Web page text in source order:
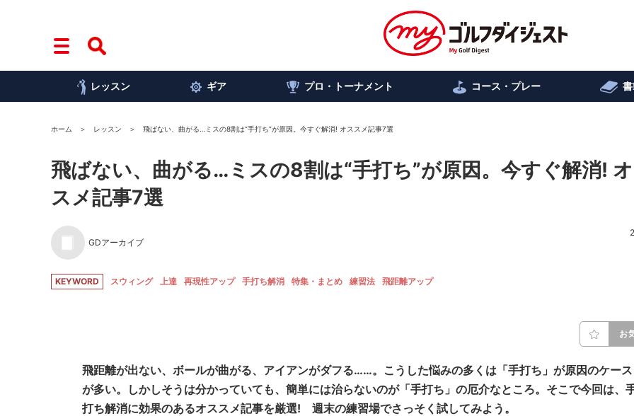
レッスン ギア プロ・トーナメント コース・プレー
ホーム レッスン 飛ばない、曲がる…ミスの8割は“手打ち”が原因。今すぐ解消! オススメ記事7選
飛ばない、曲がる…ミスの8割は“手打ち”が原因。今すぐ解消!
スメ記事7選
GDアーカイブ
KEYWORD スウィング 上達 再現性アップ 手打ち解消 特集・まとめ 練習法 飛距離アップ
お
飛距離が出ない、ボールが曲がる、アイアンがダフる……。こうした悩みの多くは「手打ち」が原因のケース
が多い。しかしそうは分かっていても、簡単には治らないのが「手打ち」の厄介なところ。そこで今回は、
打ち解消に効果のあるオススメ記事を厳選! 週末の練習場でさっそく試してみよう。